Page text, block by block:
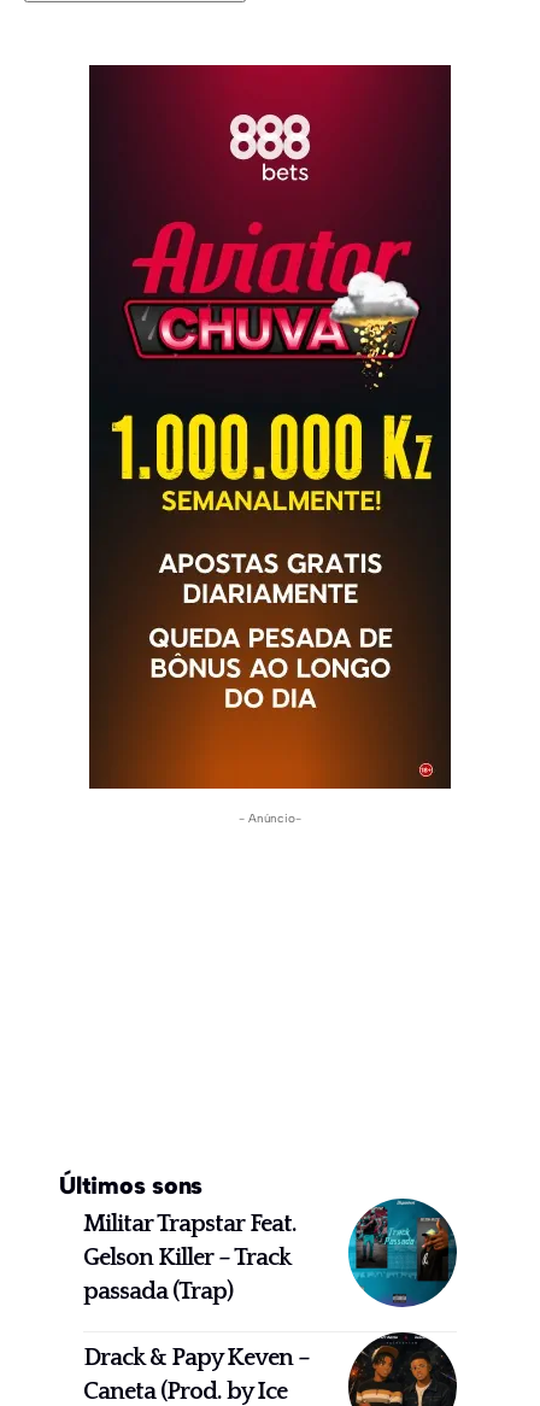
- Anúncio-
Últimos sons
Militar Trapstar Feat.
Gelson Killer – Track
passada (Trap)
Drack & Papy Keven –
Caneta (Prod. by Ice